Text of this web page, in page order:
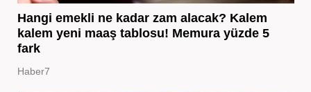
Hangi emekli ne kadar zam alacak? Kalem
kalem yeni maaş tablosu! Memura yüzde 5
fark
Haber7